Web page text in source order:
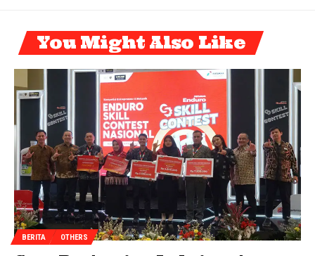
You Might Also Like
BERITA OTHERS